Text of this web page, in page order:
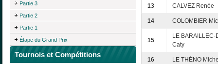
Partie 3
Partie 2
Partie 1
Étape du Grand Prix
Tournois et Compétitions
13 CALVEZ Renée
14 COLOMBIER
15
LE BARAILLEC-
Caty
16 LE THÉNO